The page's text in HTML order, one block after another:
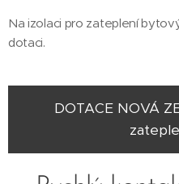
Na izolaci pro zateplení
dotaci.
DOTACE NOVÁ